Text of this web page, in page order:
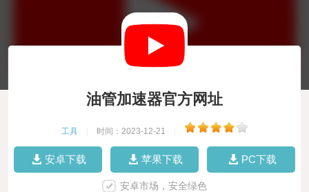
油管加速器官方网址
工具 时间：2023-12-21
安卓下载 苹果下载 PC下载
安卓市场，安全绿色